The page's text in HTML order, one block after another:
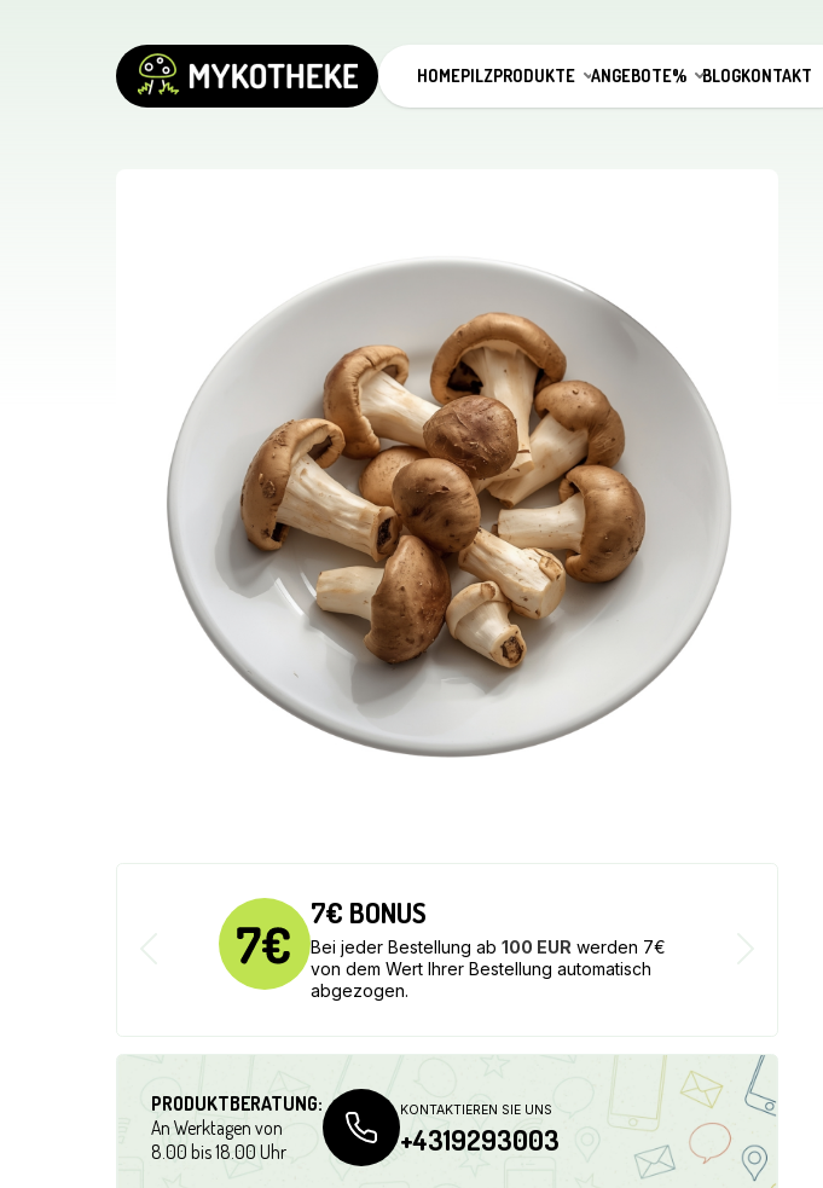
HOMEPILZPRODUKTE ANGEBOTE% BLOGKONTAKT
7€ BONUS
Bei jeder Bestellung ab 100 EUR werden 7€
von dem Wert Ihrer Bestellung automatisch
abgezogen.
PRODUKTBERATUNG:
An Werktagen von
8.00 bis 18.00 Uhr
KONTAKTIEREN SIE UNS
+4319293003